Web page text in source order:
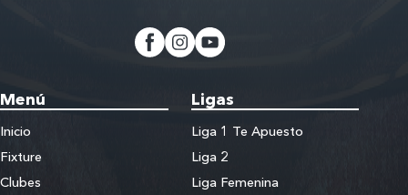
Menú
Inicio
Fixture
Clubes
Ligas
Liga 1 Te Apuesto
Liga 2
Liga Femenina